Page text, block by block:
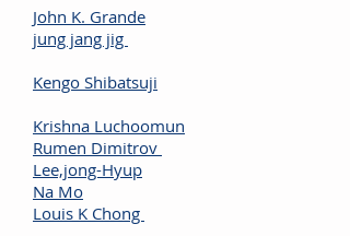
John K. Grande
jung jang jig
Kengo Shibatsuji
Krishna Luchoomun
Rumen Dimitrov
Lee,jong-Hyup
Na Mo
Louis K Chong